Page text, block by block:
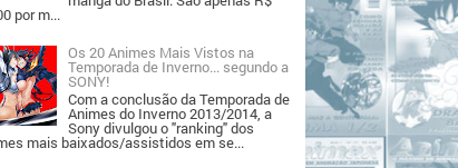
por m...
Os 20 Animes Mais Vistos na
Temporada de Inverno... segundo a
SONY!
Com a conclusão da Temporada de
Animes do Inverno 2013/2014, a
Sony divulgou o "ranking" dos
mais baixados/assistidos em se...